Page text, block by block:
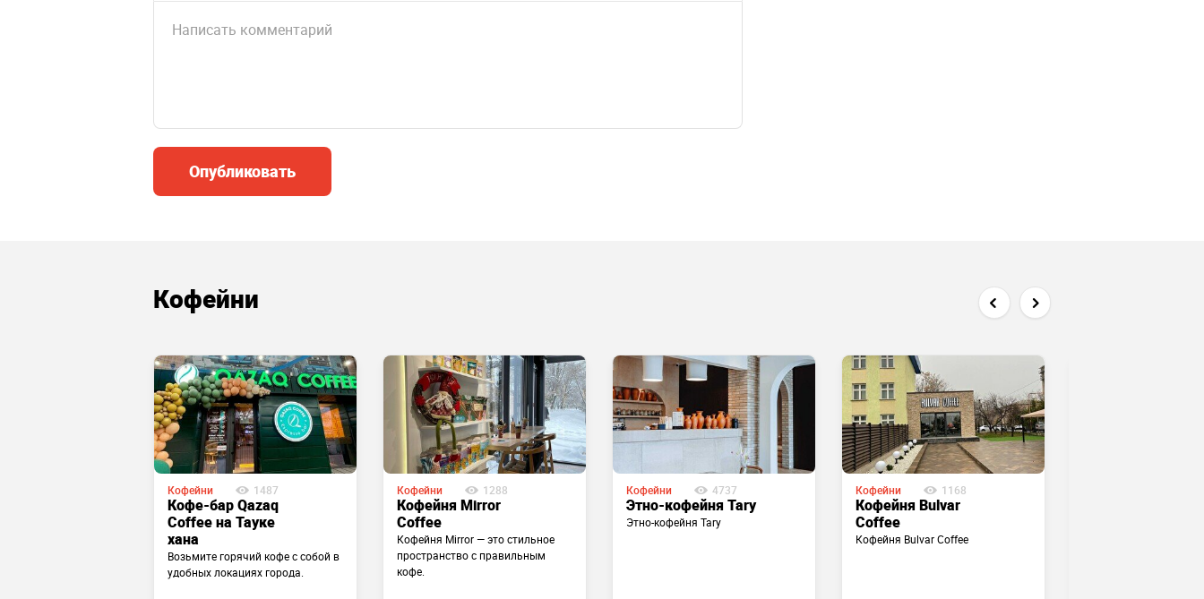
Опубликовать
Кофейни
Кофейни 1487
Кофе-бар Qazaq
Coffee на Тауке
хана
Возьмите горячий кофе с собой в
удобных локациях города.
Кофейни 1288
Кофейня Mirror
Coffee
Кофейня Mirror — это стильное
пространство с правильным
кофе.
Кофейни 4737
Этно-кофейня Tary
Этно-кофейня Tary
Кофейни 1168
Кофейня Bulvar
Coffee
Кофейня Bulvar Coffee